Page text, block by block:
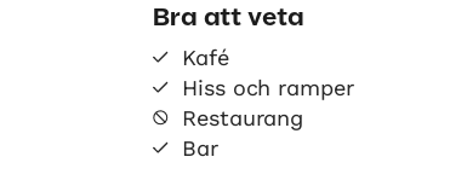
Bra att veta
Kafé
Hiss och ramper
Restaurang
Bar